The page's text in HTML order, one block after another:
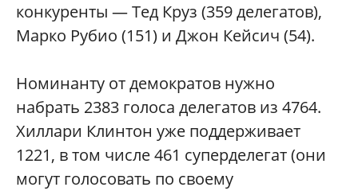
конкуренты — Тед Круз (359 делегатов),
Марко Рубио (151) и Джон Кейсич (54).
Номинанту от демократов нужно
набрать 2383 голоса делегатов из 4764.
Хиллари Клинтон уже поддерживает
1221, в том числе 461 суперделегат (они
могут голосовать по своему